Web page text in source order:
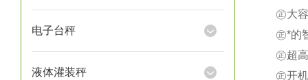
电子台秤
液体灌装秤
㊣大
㊣*的
㊣超
㊣开